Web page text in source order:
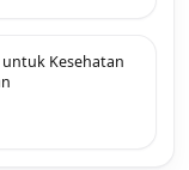
Kesehatan